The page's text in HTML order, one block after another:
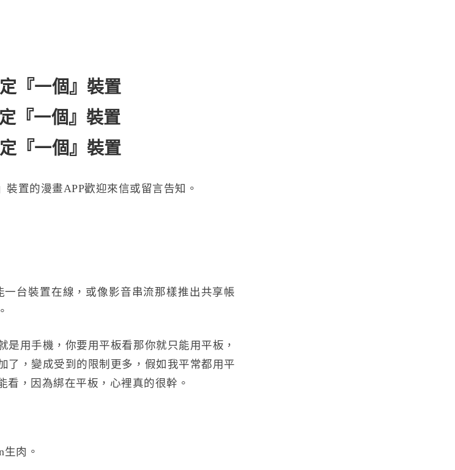
『一個』裝置
『一個』裝置
『一個』裝置
置的漫畫APP歡迎來信或留言告知。
台裝置在線，或像影音串流那樣推出共享帳
用手機，你要用平板看那你就只能用平板，
了，變成受到的限制更多，假如我平常都用平
，因為綁在平板，心裡真的很幹。
肉。